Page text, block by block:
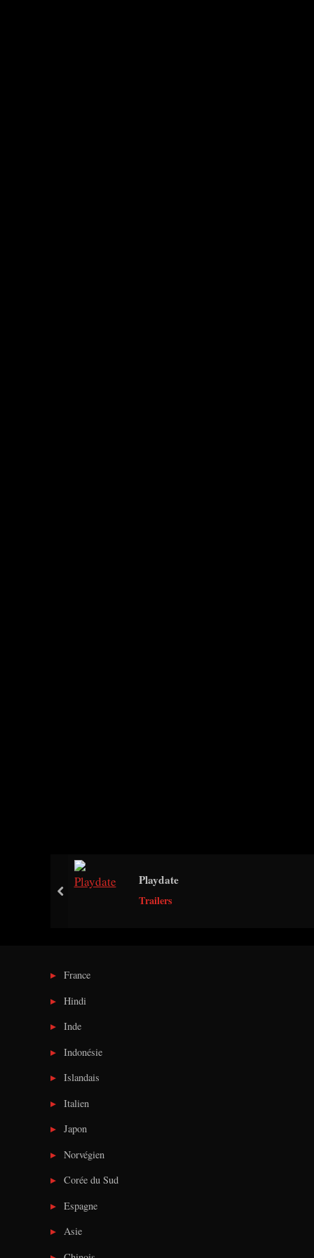
Playdate
Trailers
prev
France
Hindi
Inde
Indonésie
Islandais
Italien
Japon
Norvégien
Corée du Sud
Espagne
Asie